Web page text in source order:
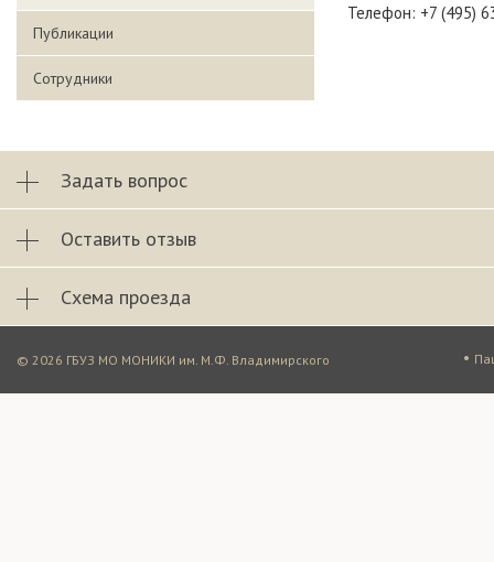
Публикации
Сотрудники
Телефон: +7 (495)
Задать вопрос
Оставить отзыв
Схема проезда
© 2026 ГБУЗ МО МОНИКИ им. М.Ф. Владимирского •